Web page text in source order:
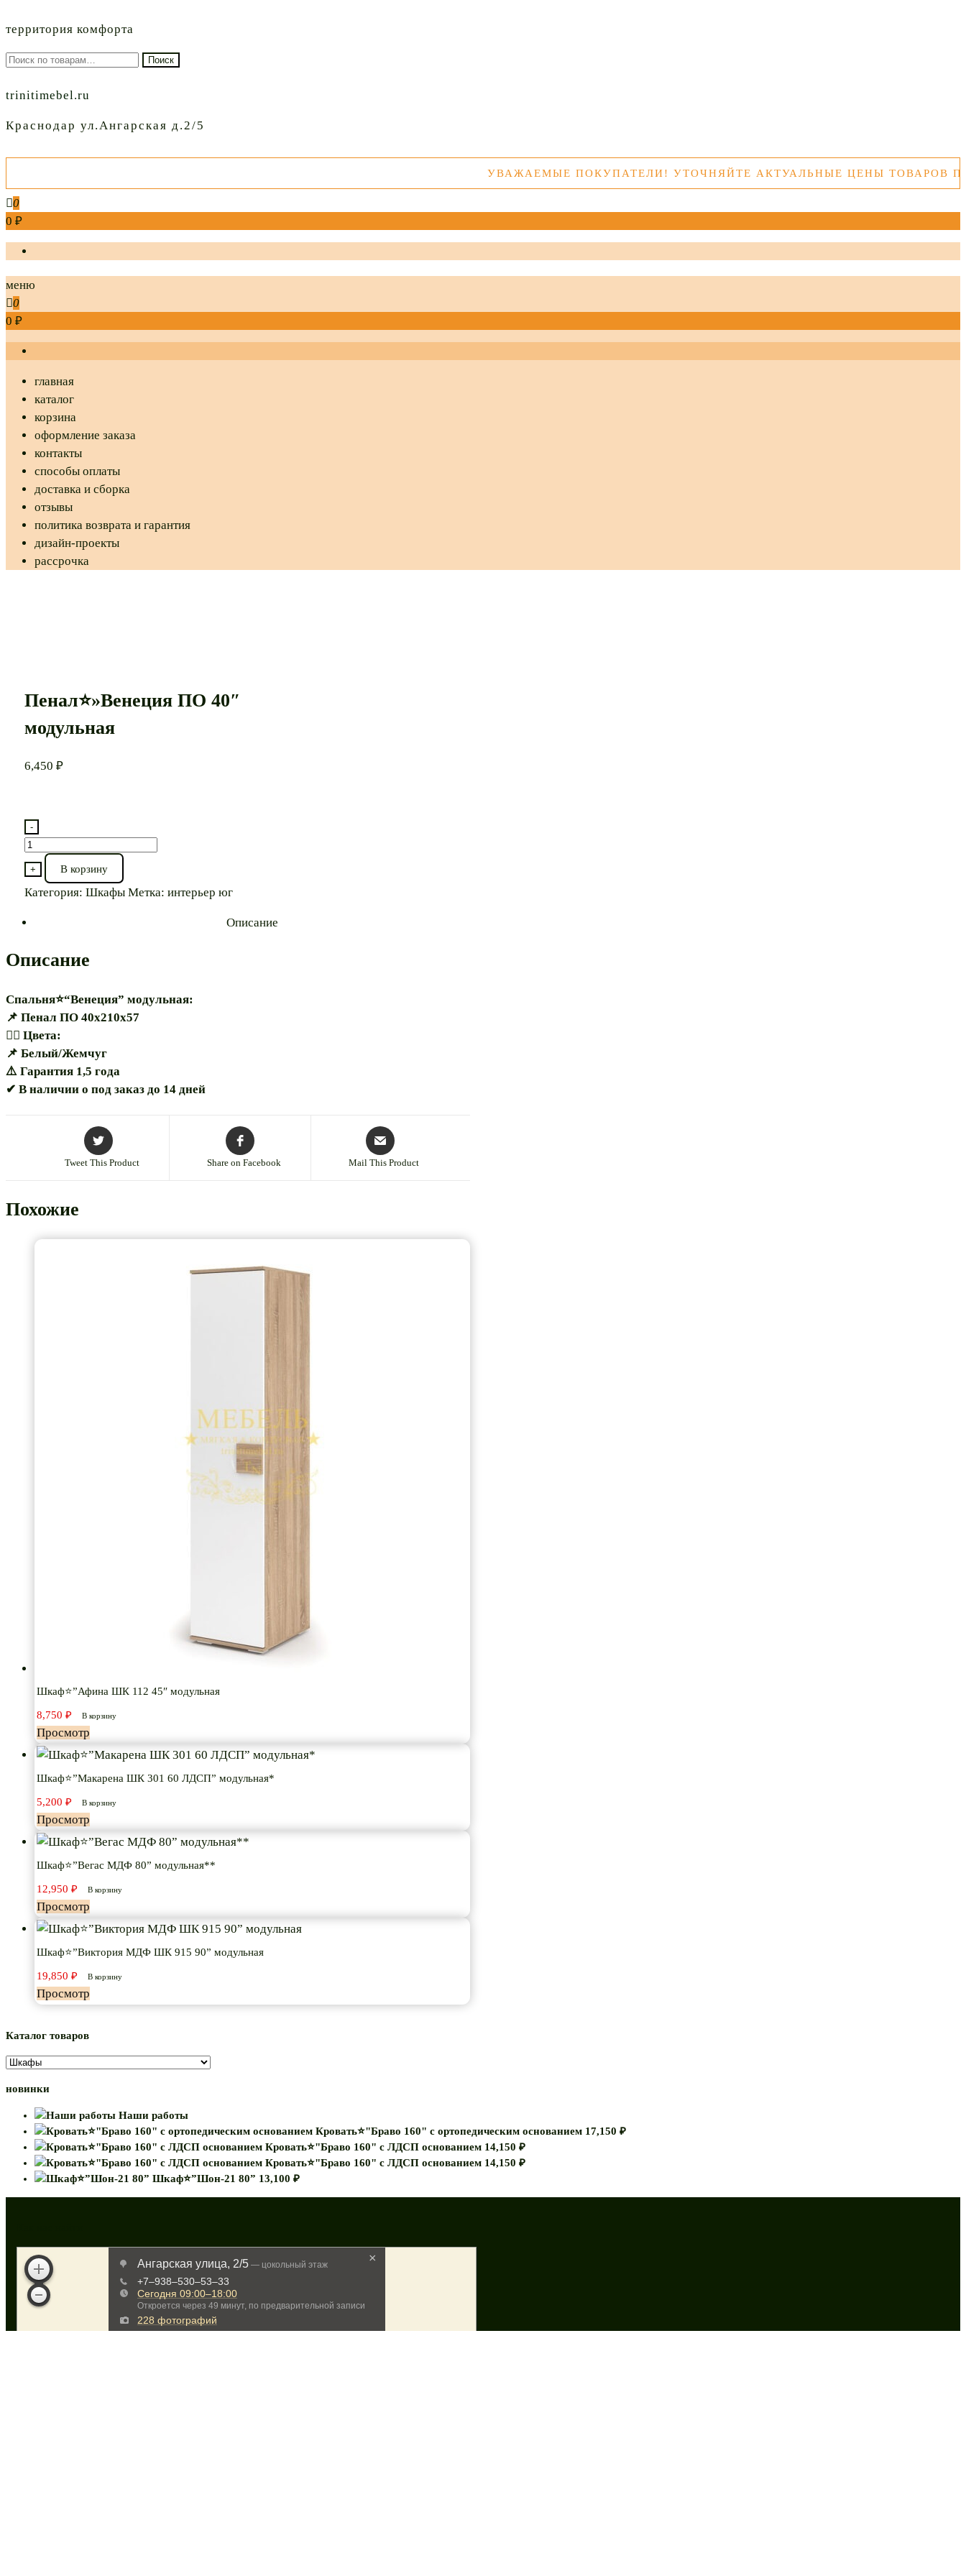
территория комфорта
Искать: Поиск
trinitimebel.ru
Краснодар ул.Ангарская д.2/5
УВАЖАЕМЫЕ ПОКУПАТЕЛИ! УТОЧНЯЙТЕ АКТУАЛЬНЫЕ ЦЕНЫ ТОВАРОВ ПЕРЕД
0
0 ₽
меню
0
0 ₽
главная
каталог
корзина
оформление заказа
контакты
способы оплаты
доставка и сборка
отзывы
политика возврата и гарантия
дизайн-проекты
рассрочка
Пенал⭐»Венеция ПО 40″
модульная
6,450 ₽
-
Количество
товара
Пенал⭐"Венеция
ПО
+ В корзину
Категория: Шкафы Метка: интерьер юг
Описание
Описание
Спальня⭐“Венеция” модульная:
📌 Пенал ПО 40х210х57
🏳️‍🌈 Цвета:
📌 Белый/Жемчуг
⚠️ Гарантия 1,5 года
✔ В наличии о под заказ до 14 дней
Tweet This Product Share on Facebook Mail This Product
Похожие
Шкаф⭐”Афина ШК 112 45″ модульная
8,750 ₽ В корзину
Просмотр
Шкаф⭐”Макарена ШК 301 60 ЛДСП” модульная*
5,200 ₽ В корзину
Просмотр
Шкаф⭐”Вегас МДФ 80” модульная**
12,950 ₽ В корзину
Просмотр
Шкаф⭐”Виктория МДФ ШК 915 90” модульная
19,850 ₽ В корзину
Просмотр
Каталог товаров
новинки
Наши работы
Кровать⭐"Браво 160" с ортопедическим основанием 17,150 ₽
Кровать⭐"Браво 160" с ЛДСП основанием 14,150 ₽
Кровать⭐"Браво 160" с ЛДСП основанием 14,150 ₽
Шкаф⭐”Шон-21 80” 13,100 ₽